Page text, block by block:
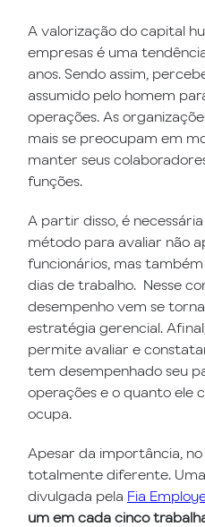
A valorização do capital
empresas é uma
anos. Sendo assim,
assumido pelo homem
operações. As
mais se preocupam em
manter seus
funções.
A partir disso, é
método para avaliar não
funcionários, mas
dias de trabalho. Nesse
desempenho vem se
estratégia gerencial.
permite avaliar e
tem desempenhado seu
operações e o quanto ele
ocupa.
Apesar da importância, no
totalmente diferente.
divulgada pela Fia
um em cada cinco